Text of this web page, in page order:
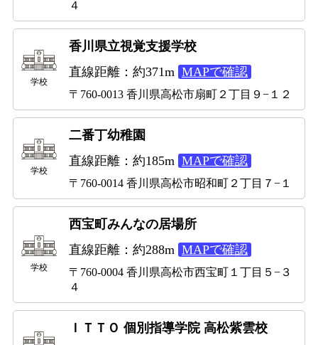
４
学校
香川県立視覚支援学校
直線距離：約371m MAPで確認
〒760-0013 香川県高松市扇町２丁目９−１２
学校
二番丁幼稚園
直線距離：約185m MAPで確認
〒760-0014 香川県高松市昭和町２丁目７−１
学校
西宝町みんなの居場所
直線距離：約288m MAPで確認
〒760-0004 香川県高松市西宝町１丁目５−３
４
ＩＴＴＯ 個別指導学院 高松紫雲校